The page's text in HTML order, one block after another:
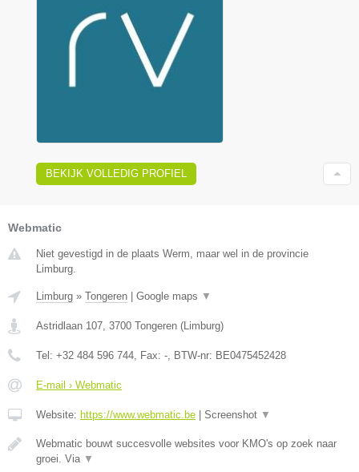
BEKIJK VOLLEDIG PROFIEL
Webmatic
Niet gevestigd in de plaats Werm, maar wel in de provincie
Limburg.
Limburg » Tongeren | Google maps ▼
Astridlaan 107 3700 Tongeren (Limburg)
Tel: +32 484 596 744 , Fax: - , BTW-nr: BE0475452428
E-mail › Webmatic
Website: https://www.webmatic.be | Screenshot ▼
Webmatic bouwt succesvolle websites voor KMO's op zoek naar
groei. Via ▼